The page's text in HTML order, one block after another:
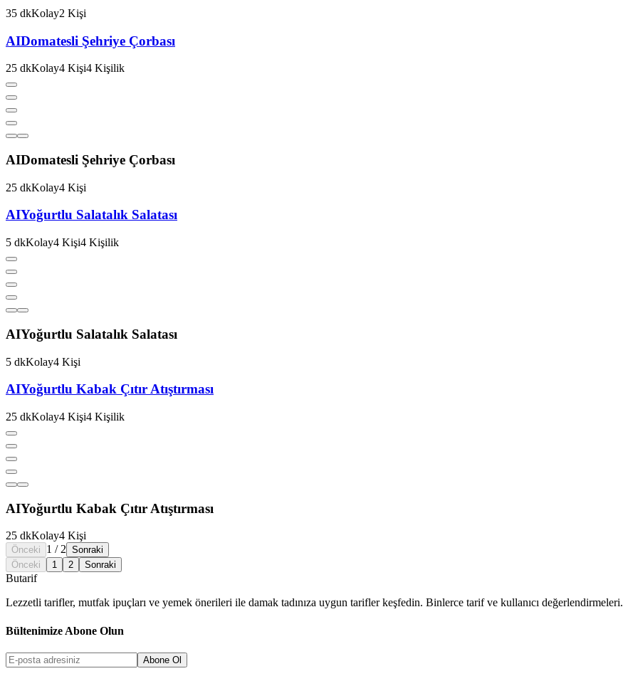
35 dkKolay2 Kişi
AIDomatesli Şehriye Çorbası
25 dkKolay4 Kişi4 Kişilik
AIDomatesli Şehriye Çorbası
25 dkKolay4 Kişi
AIYoğurtlu Salatalık Salatası
5 dkKolay4 Kişi4 Kişilik
AIYoğurtlu Salatalık Salatası
5 dkKolay4 Kişi
AIYoğurtlu Kabak Çıtır Atıştırması
25 dkKolay4 Kişi4 Kişilik
AIYoğurtlu Kabak Çıtır Atıştırması
25 dkKolay4 Kişi
Önceki 1 /2 Sonraki
Önceki
1 2 Sonraki
Butarif
Lezzetli tarifler, mutfak ipuçları ve yemek önerileri ile damak tadınıza uygun tarifler keşfedin. Binlerce tarif ve kullanıcı değerlendirmeleri.
Bültenimize Abone Olun
Abone Ol